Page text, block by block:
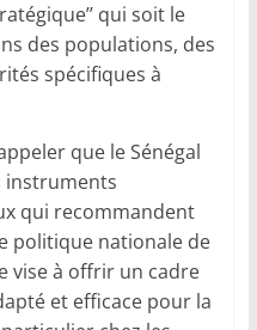
qui soit le
des populations, des
spécifiques à
que le Sénégal
instruments
qui recommandent
politique nationale de
vise à offrir un cadre
et efficace pour la